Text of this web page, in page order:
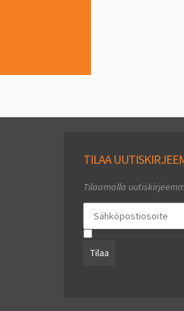
TILAA
Tilaamalla
Tilaa